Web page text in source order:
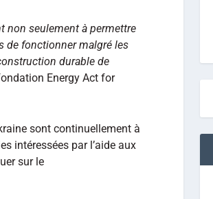
non seulement à permettre
de fonctionner malgré les
durable de
Energy Act for
sont continuellement à
intéressées par l’aide aux
sur le